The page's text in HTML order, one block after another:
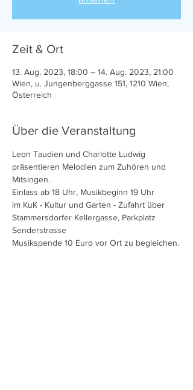
Zeit & Ort
13. Aug. 2023, 18:00 – 14. Aug. 2023, 21:00
Wien, u. Jungenberggasse 151, 1210 Wien,
Österreich
Über die Veranstaltung
Leon Taudien und Charlotte Ludwig
präsentieren Melodien zum Zuhören und
Mitsingen.
Einlass ab 18 Uhr, Musikbeginn 19 Uhr
im KuK - Kultur und Garten - Zufahrt über
Stammersdorfer Kellergasse, Parkplatz
Senderstrasse
Musikspende 10 Euro vor Ort zu begleichen.